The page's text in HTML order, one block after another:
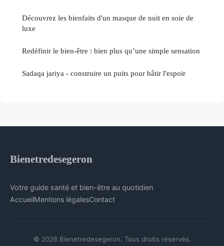
Découvrez les bienfaits d'un masque de nuit en soie de
luxe
Redéfinir le bien-être : bien plus qu’une simple sensation
Sadaqa jariya - construire un puits pour bâtir l'espoir
Bienetredesegeron
Votre guide santé et bien-être au quotidien
AccueilMentions légalesContact
© 2026 Bienetredesegeron. Tous droits réservés.